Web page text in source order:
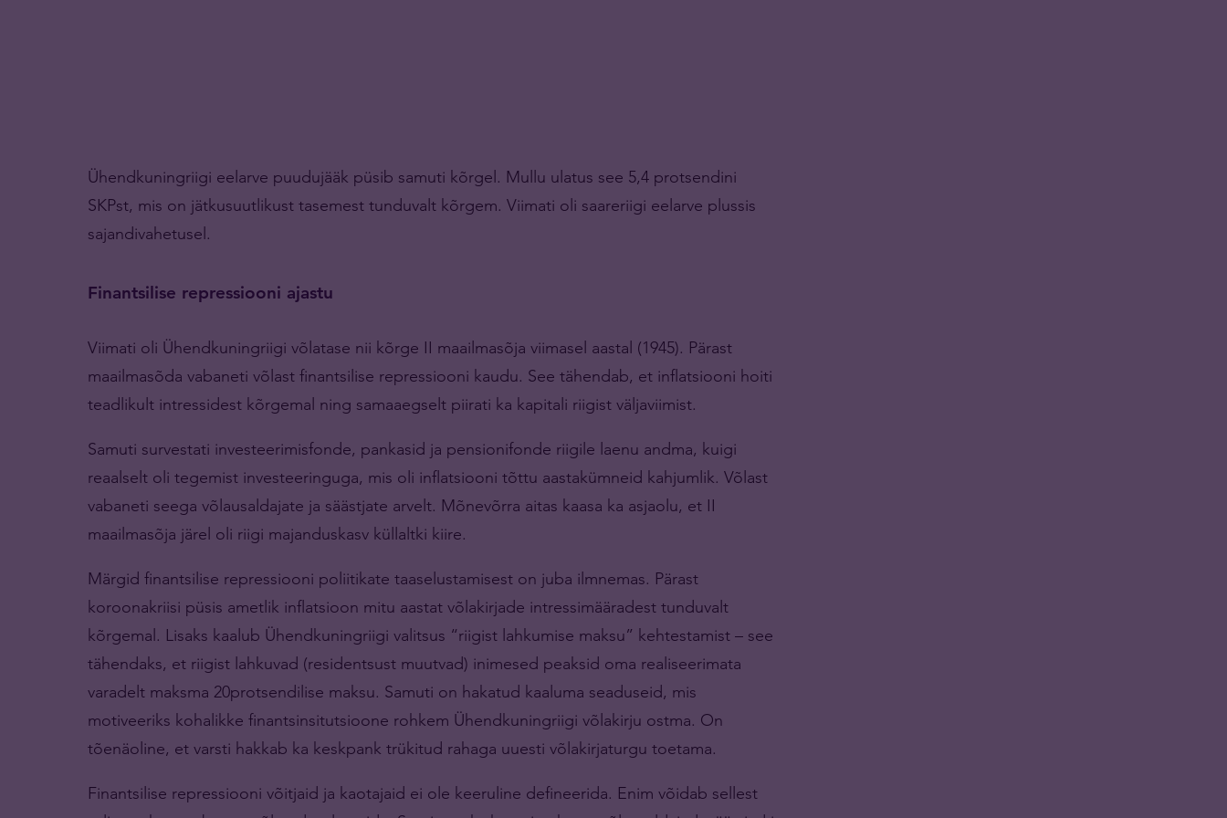
Ühendkuningriigi eelarve puudujääk püsib samuti kõrgel. Mullu ulatus see 5,4 protsendini
SKPst, mis on jätkusuutlikust tasemest tunduvalt kõrgem. Viimati oli saareriigi eelarve plussis
sajandivahetusel.
Finantsilise repressiooni ajastu
Viimati oli Ühendkuningriigi võlatase nii kõrge II maailmasõja viimasel aastal (1945). Pärast
maailmasõda vabaneti võlast finantsilise repressiooni kaudu. See tähendab, et inflatsiooni hoiti
teadlikult intressidest kõrgemal ning samaaegselt piirati ka kapitali riigist väljaviimist.
Samuti survestati investeerimisfonde, pankasid ja pensionifonde riigile laenu andma, kuigi
reaalselt oli tegemist investeeringuga, mis oli inflatsiooni tõttu aastakümneid kahjumlik. Võlast
vabaneti seega võlausaldajate ja säästjate arvelt. Mõnevõrra aitas kaasa ka asjaolu, et II
maailmasõja järel oli riigi majanduskasv küllaltki kiire.
Märgid finantsilise repressiooni poliitikate taaselustamisest on juba ilmnemas. Pärast
koroonakriisi püsis ametlik inflatsioon mitu aastat võlakirjade intressimääradest tunduvalt
kõrgemal. Lisaks kaalub Ühendkuningriigi valitsus “riigist lahkumise maksu” kehtestamist – see
tähendaks, et riigist lahkuvad (residentsust muutvad) inimesed peaksid oma realiseerimata
varadelt maksma 20protsendilise maksu. Samuti on hakatud kaaluma seaduseid, mis
motiveeriks kohalikke finantsinsitutsioone rohkem Ühendkuningriigi võlakirju ostma. On
tõenäoline, et varsti hakkab ka keskpank trükitud rahaga uuesti võlakirjaturgu toetama.
Finantsilise repressiooni võitjaid ja kaotajaid ei ole keeruline defineerida. Enim võidab sellest